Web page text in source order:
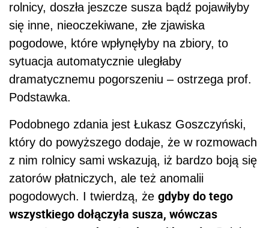
rolnicy, doszła jeszcze susza bądź pojawiłyby
się inne, nieoczekiwane, złe zjawiska
pogodowe, które wpłynęłyby na zbiory, to
sytuacja automatycznie uległaby
dramatycznemu pogorszeniu – ostrzega prof.
Podstawka.
Podobnego zdania jest Łukasz Goszczyński,
który do powyższego dodaje, że w rozmowach
z nim rolnicy sami wskazują, iż bardzo boją się
zatorów płatniczych, ale też anomalii
pogodowych. I twierdzą, że gdyby do tego
wszystkiego dołączyła susza, wówczas